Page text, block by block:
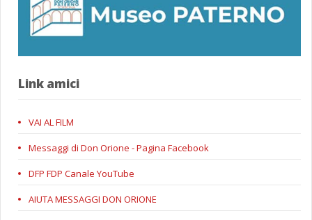
Link amici
VAI AL FILM
Messaggi di Don Orione - Pagina Facebook
DFP FDP Canale YouTube
AIUTA MESSAGGI DON ORIONE